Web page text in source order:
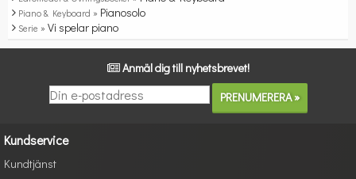
Piano & Keyboard » Pianosolo
Serie » Vi spelar piano
Anmäl dig till nyhetsbrevet!
Kundservice
Kundtjänst